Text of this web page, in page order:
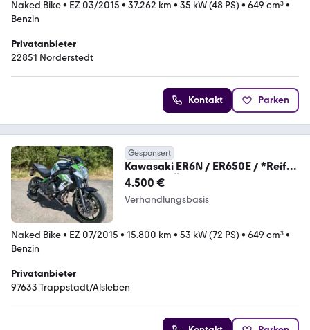
Naked Bike• EZ 03/2015 • 37.262 km • 35 kW (48 PS) • 649 cm³•
Benzin
Privatanbieter
22851 Norderstedt
Kontakt Parken
Gesponsert
Kawasaki ER6N / ER650E / *Reifen
NEU* / *TÜV NEU*
4.500 €
Verhandlungsbasis
Naked Bike• EZ 07/2015 • 15.800 km • 53 kW (72 PS) • 649 cm³•
Benzin
Privatanbieter
97633 Trappstadt/Alsleben